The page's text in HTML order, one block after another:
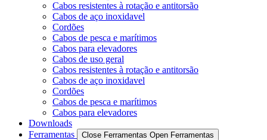
Cabos resistentes à rotação e antitorsão
Cabos de aço inoxidavel
Cordões
Cabos de pesca e marítimos
Cabos para elevadores
Cabos de uso geral
Cabos resistentes à rotação e antitorsão
Cabos de aço inoxidavel
Cordões
Cabos de pesca e marítimos
Cabos para elevadores
Downloads
Ferramentas
Close Ferramentas Open Ferramentas